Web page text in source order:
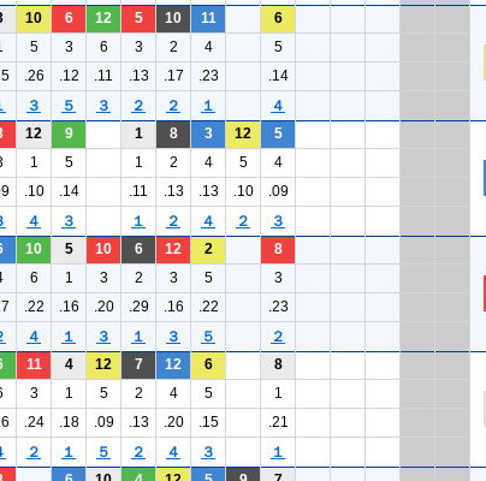
10 6 12 5 10 11 6
5 3 6 3 2 4
5
.26 .12 .11 .13 .17 .23
.14
３ ５ ３ ２ ２ １ ４
12 9 1 8 3 12 5
1 5 1 2 4 5
4
.10 .14 .11 .13 .13 .10
.09
４ ３ １ ２ ４ ２ ３
10 5 10 6 12 2 8
6 1 3 2 3 5
3
.22 .16 .20 .29 .16 .22
.23
４ １ ３ １ ３ ５ ２
11 4 12 7 12 6 8
3 1 5 2 4 5
1
.24 .18 .09 .13 .20 .15
.21
２ １ ５ ２ ４ ３ １